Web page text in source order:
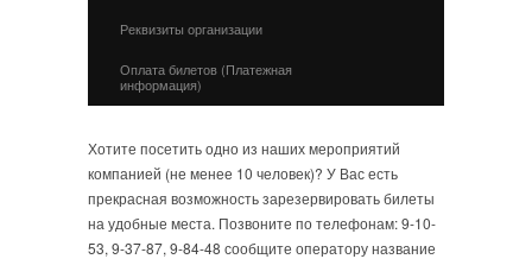
Реквизиты организации
Оплата билетов (Платежная
информация)
Хотите посетить одно из наших мероприятий
компанией (не менее 10 человек)? У Вас есть
прекрасная возможность зарезервировать билеты
на удобные места. Позвоните по телефонам: 9-10-
53, 9-37-87, 9-84-48 сообщите оператору название